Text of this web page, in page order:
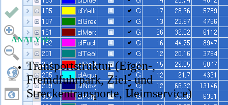
ANALYSE
Transportstruktur (Eigen-,
Fremdfuhrpark, Ziel- und
Streckentransporte, Heimservice)